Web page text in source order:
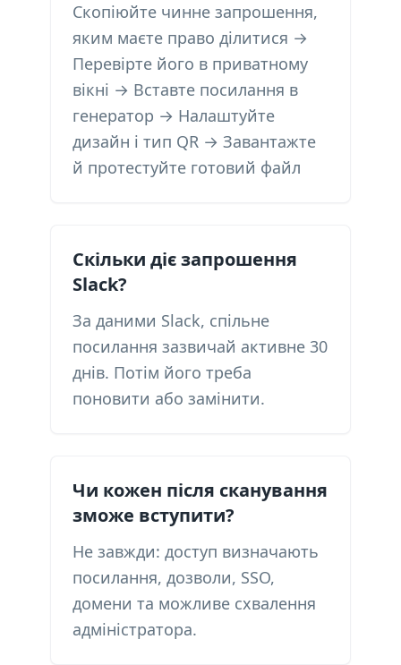
Скопіюйте чинне запрошення,
яким маєте право ділитися →
Перевірте його в приватному
вікні → Вставте посилання в
генератор → Налаштуйте
дизайн і тип QR → Завантажте
й протестуйте готовий файл
Скільки діє запрошення
Slack?
За даними Slack, спільне
посилання зазвичай активне 30
днів. Потім його треба
поновити або замінити.
Чи кожен після сканування
зможе вступити?
Не завжди: доступ визначають
посилання, дозволи, SSO,
домени та можливе схвалення
адміністратора.